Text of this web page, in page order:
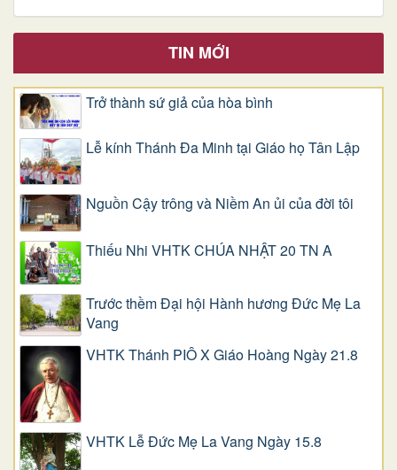
TIN MỚI
Trở thành sứ giả của hòa bình
Lễ kính Thánh Đa Minh tại Giáo họ Tân Lập
Nguồn Cậy trông và Niềm An ủi của đời tôi
Thiếu Nhi VHTK CHÚA NHẬT 20 TN A
Trước thềm Đại hội Hành hương Đức Mẹ La
Vang
VHTK Thánh PIÔ X Giáo Hoàng Ngày 21.8
VHTK Lễ Đức Mẹ La Vang Ngày 15.8